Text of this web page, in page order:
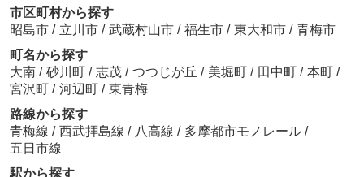
市区町村から探す
昭島市 / 立川市 / 武蔵村山市 / 福生市 / 東大和市 / 青梅市
町名から探す
大南 / 砂川町 / 志茂 / つつじが丘 / 美堀町 / 田中町 / 本町 /
宮沢町 / 河辺町 / 東青梅
路線から探す
青梅線 / 西武拝島線 / 八高線 / 多摩都市モノレール /
五日市線
駅から探す